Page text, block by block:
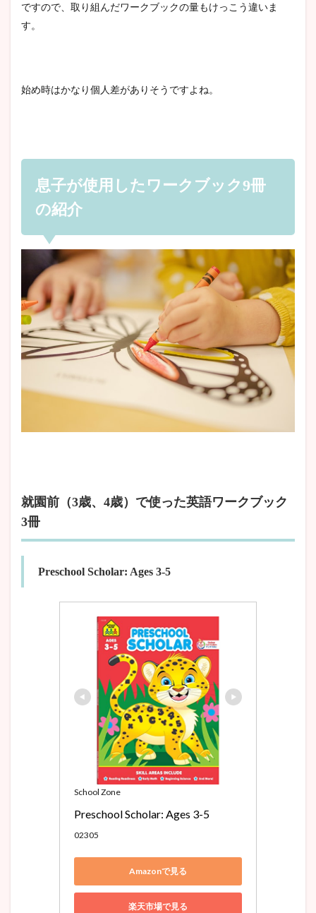
ですので、取り組んだワークブックの量もけっこう違いま
す。
始め時はかなり個人差がありそうですよね。
息子が使用したワークブック9冊
の紹介
就園前（3歳、4歳）で使った英語ワークブック
3冊
Preschool Scholar: Ages 3-5
School Zone
Preschool Scholar: Ages 3-5
02305
Amazonで見る
楽天市場で見る